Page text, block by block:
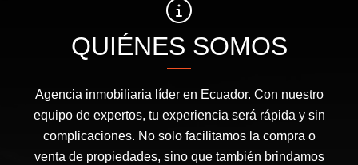
QUIÉNES SOMOS
Agencia inmobiliaria líder en Ecuador. Con nuestro
equipo de expertos, tu experiencia será rápida y sin
complicaciones. No solo facilitamos la compra o
venta de propiedades, sino que también brindamos